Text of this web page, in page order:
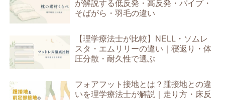
が解説する低反発・高反発・パイプ・
そばがら・羽毛の違い
【理学療法士が比較】NELL・ソムレ
スタ・エムリリーの違い｜寝返り・体
圧分散・耐久性で選ぶ
フォアフット接地とは？踵接地との違
いを理学療法士が解説｜走り方・床反